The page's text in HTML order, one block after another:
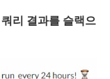
리 결과를 슬랙으